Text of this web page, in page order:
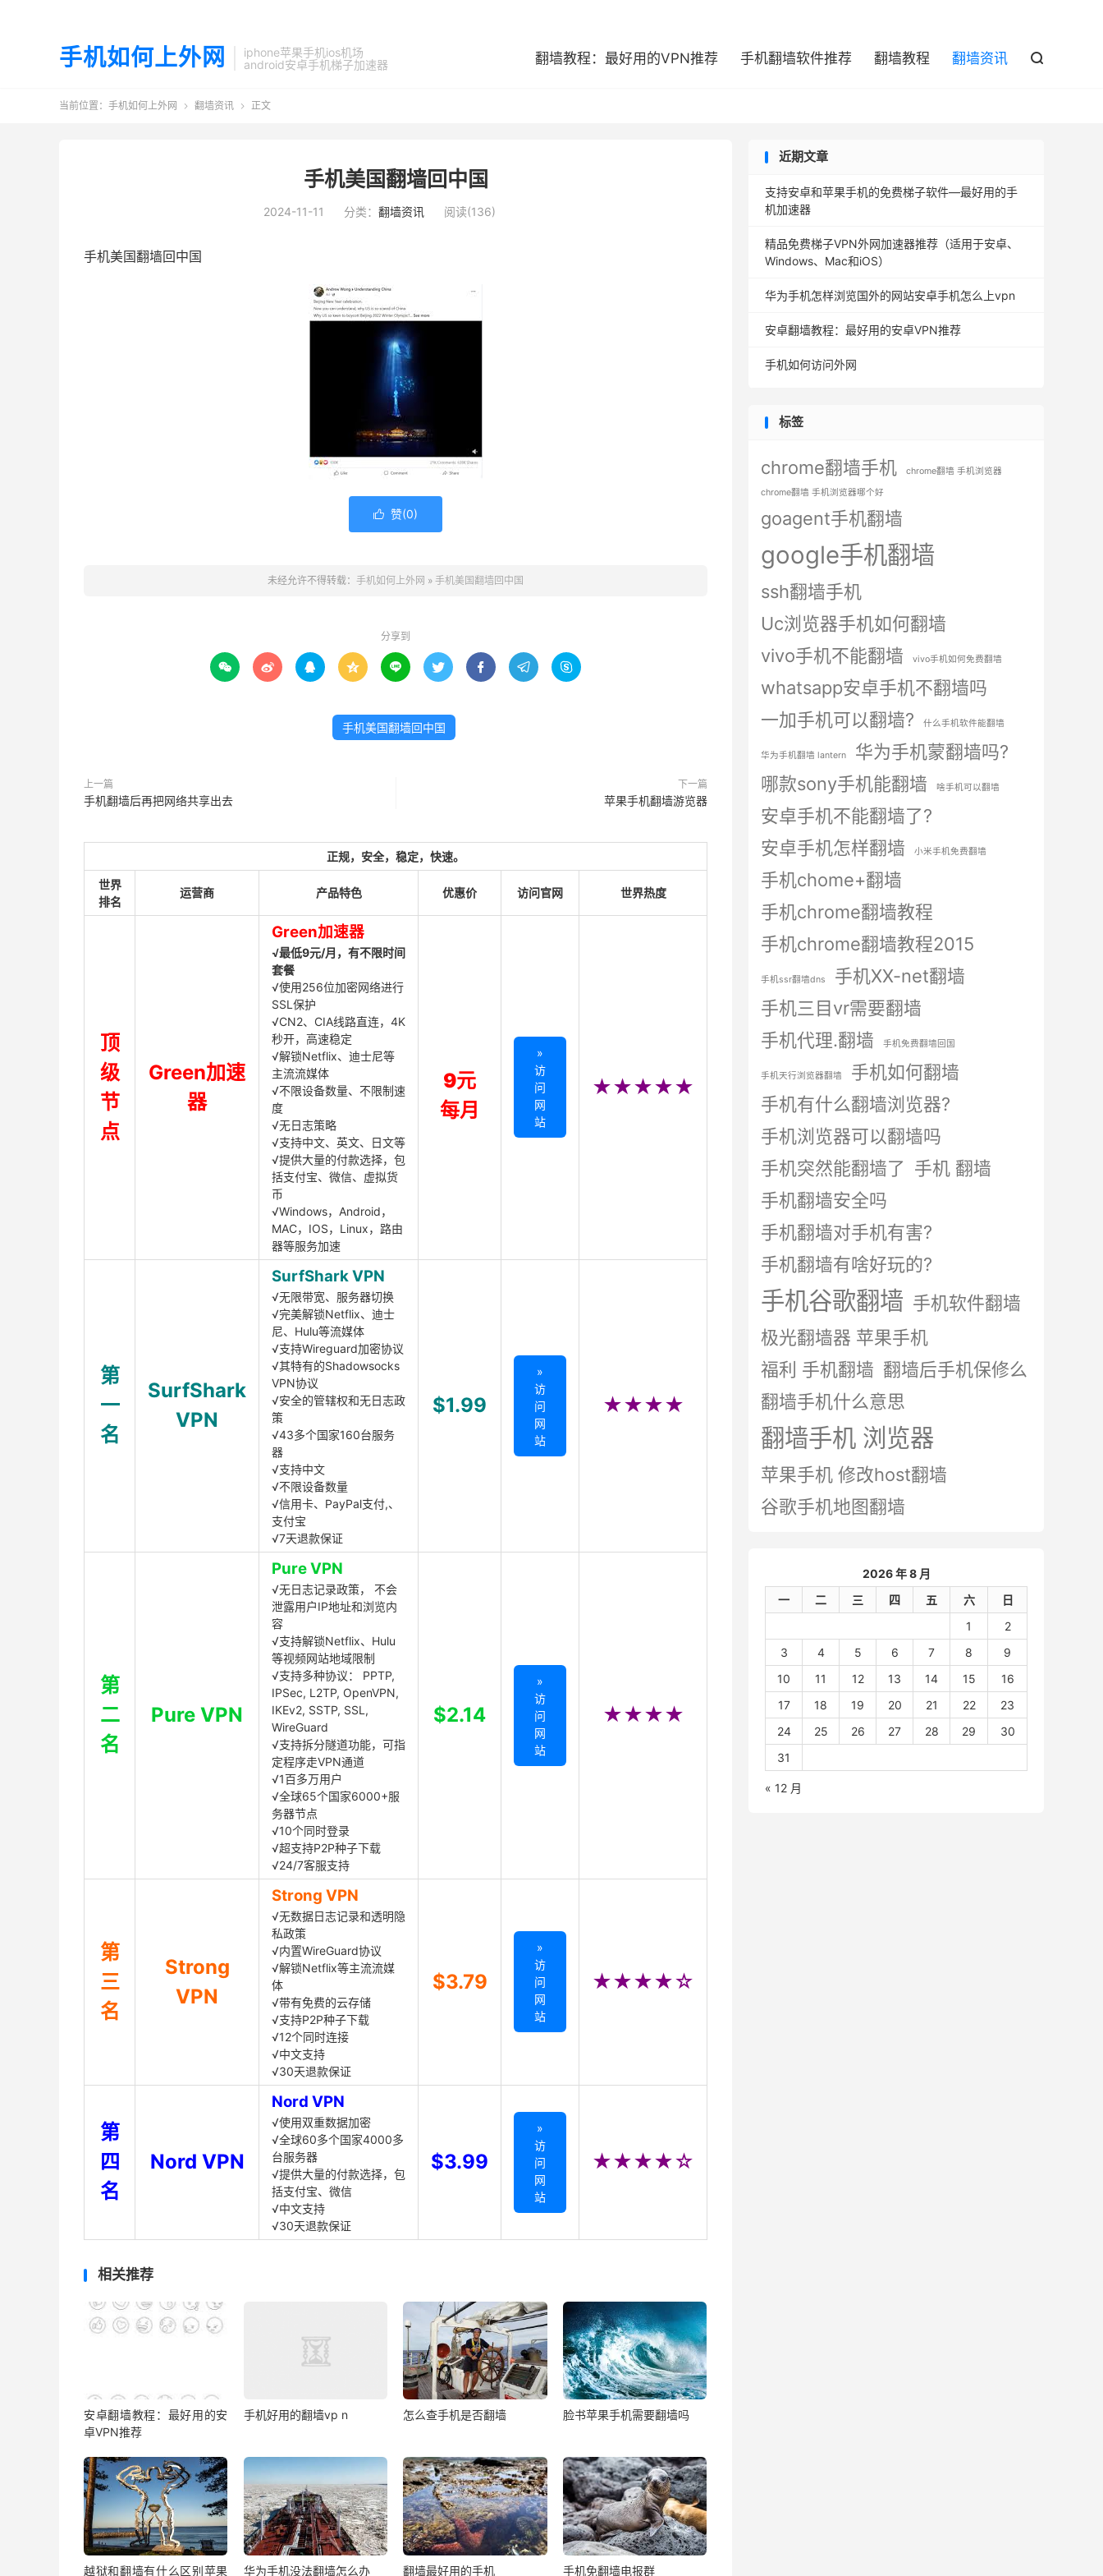
手机如何上外网
iphone苹果手机ios机场
android安卓手机梯子加速器
翻墙教程：最好用的VPN推荐 手机翻墙软件推荐 翻墙教程 翻墙资讯 
当前位置： 手机如何上外网  翻墙资讯  正文
手机美国翻墙回中国
2024-11-11 分类： 翻墙资讯 阅读(136)
手机美国翻墙回中国
 赞(0)
未经允许不得转载： 手机如何上外网 » 手机美国翻墙回中国
分享到
        
手机美国翻墙回中国
上一篇
手机翻墙后再把网络共享出去
下一篇
苹果手机翻墙游览器
正规，安全，稳定，快速。
世界
排名
运营商 产品特色 优惠价 访问官网 世界热度
顶
级
节
点
Green加速
器
Green加速器
√最低9元/月，有不限时间
套餐
√使用256位加密网络进行
SSL保护
√CN2、CIA线路直连，4K
秒开，高速稳定
√解锁Netflix、迪士尼等
主流流媒体
√不限设备数量、不限制速
度
√无日志策略
√支持中文、英文、日文等
√提供大量的付款选择，包
括支付宝、微信、虚拟货
币
√Windows，Android，
MAC，IOS，Linux，路由
器等服务加速
9元
每月
»
访
问
网
站
★★★★★
第
一
名
SurfShark
VPN
SurfShark VPN
√无限带宽、服务器切换
√完美解锁Netflix、迪士
尼、Hulu等流媒体
√支持Wireguard加密协议
√其特有的Shadowsocks
VPN协议
√安全的管辖权和无日志政
策
√43多个国家160台服务
器
√支持中文
√不限设备数量
√信用卡、PayPal支付,、
支付宝
√7天退款保证
$1.99
»
访
问
网
站
★★★★
第
二
名
Pure VPN
Pure VPN
√无日志记录政策， 不会
泄露用户IP地址和浏览内
容
√支持解锁Netflix、Hulu
等视频网站地域限制
√支持多种协议： PPTP,
IPSec, L2TP, OpenVPN,
IKEv2, SSTP, SSL,
WireGuard
√支持拆分隧道功能，可指
定程序走VPN通道
√1百多万用户
√全球65个国家6000+服
务器节点
√10个同时登录
√超支持P2P种子下载
√24/7客服支持
$2.14
»
访
问
网
站
★★★★
第
三
名
Strong
VPN
Strong VPN
√无数据日志记录和透明隐
私政策
√内置WireGuard协议
√解锁Netflix等主流流媒
体
√带有免费的云存储
√支持P2P种子下载
√12个同时连接
√中文支持
√30天退款保证
$3.79
»
访
问
网
站
★★★★☆
第
四
名
Nord VPN
Nord VPN
√使用双重数据加密
√全球60多个国家4000多
台服务器
√提供大量的付款选择，包
括支付宝、微信
√中文支持
√30天退款保证
$3.99
»
访
问
网
站
★★★★☆
相关推荐
安卓翻墙教程：最好用的安
卓VPN推荐
手机好用的翻墙vp n 怎么查手机是否翻墙 脸书苹果手机需要翻墙吗
越狱和翻墙有什么区别苹果 华为手机没法翻墙怎么办 翻墙最好用的手机 手机免翻墙电报群
近期文章
支持安卓和苹果手机的免费梯子软件—最好用的手
机加速器
精品免费梯子VPN外网加速器推荐（适用于安卓、
Windows、Mac和iOS）
华为手机怎样浏览国外的网站安卓手机怎么上vpn
安卓翻墙教程：最好用的安卓VPN推荐
手机如何访问外网
标签
chrome翻墙手机
chrome翻墙 手机浏览器
chrome翻墙 手机浏览器哪个好
goagent手机翻墙
google手机翻墙
ssh翻墙手机
Uc浏览器手机如何翻墙
vivo手机不能翻墙
vivo手机如何免费翻墙
whatsapp安卓手机不翻墙吗
一加手机可以翻墙?
什么手机软件能翻墙
华为手机翻墙 lantern
华为手机蒙翻墙吗?
哪款sony手机能翻墙
啥手机可以翻墙
安卓手机不能翻墙了?
安卓手机怎样翻墙
小米手机免费翻墙
手机chome+翻墙
手机chrome翻墙教程
手机chrome翻墙教程2015
手机ssr翻墙dns
手机XX-net翻墙
手机三目vr需要翻墙
手机代理.翻墙
手机免费翻墙回国
手机天行浏览器翻墙
手机如何翻墙
手机有什么翻墙浏览器?
手机浏览器可以翻墙吗
手机突然能翻墙了 手机 翻墙
手机翻墙安全吗
手机翻墙对手机有害?
手机翻墙有啥好玩的?
手机谷歌翻墙 手机软件翻墙
极光翻墙器 苹果手机
福利 手机翻墙 翻墙后手机保修么
翻墙手机什么意思
翻墙手机 浏览器
苹果手机 修改host翻墙
谷歌手机地图翻墙
2026 年 8 月
一
二 三 四 五 六
日
1
2
3
4 5 6 7 8
9
10
11 12 13 14 15
16
17
18 19 20 21 22
23
24
25 26 27 28 29
30
31
« 12 月